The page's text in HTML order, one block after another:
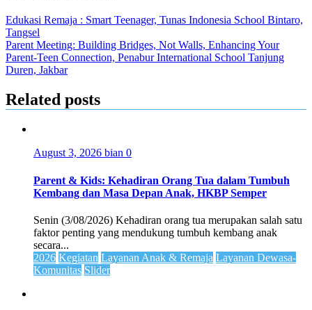
Edukasi Remaja : Smart Teenager, Tunas Indonesia School Bintaro,
Tangsel
Parent Meeting: Building Bridges, Not Walls, Enhancing Your
Parent-Teen Connection, Penabur International School Tanjung
Duren, Jakbar
Related posts
August 3, 2026 bian 0
Parent & Kids: Kehadiran Orang Tua dalam Tumbuh
Kembang dan Masa Depan Anak, HKBP Semper
Senin (3/08/2026) Kehadiran orang tua merupakan salah satu
faktor penting yang mendukung tumbuh kembang anak
secara...
2026 Kegiatan Layanan Anak & Remaja Layanan Dewasa-
Komunitas Slider